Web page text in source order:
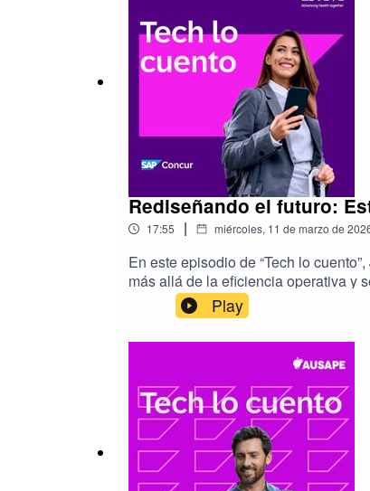
Rediseñando el futuro:
17:55 | miércoles, 11 de marzo de
En este episodio de “Tech lo
más allá de la eficiencia operativa y
se alinean las soluciones
sobre tendencias emergentes
visión estratégica.
Play